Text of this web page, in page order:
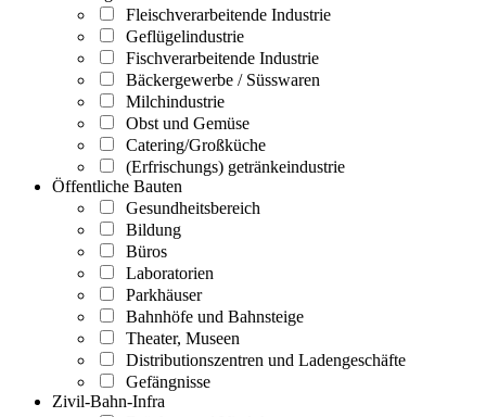
Fleischverarbeitende Industrie
Geflügelindustrie
Fischverarbeitende Industrie
Bäckergewerbe / Süsswaren
Milchindustrie
Obst und Gemüse
Catering/Großküche
(Erfrischungs) getränkeindustrie
Öffentliche Bauten
Gesundheitsbereich
Bildung
Büros
Laboratorien
Parkhäuser
Bahnhöfe und Bahnsteige
Theater, Museen
Distributionszentren und Ladengeschäfte
Gefängnisse
Zivil-Bahn-Infra